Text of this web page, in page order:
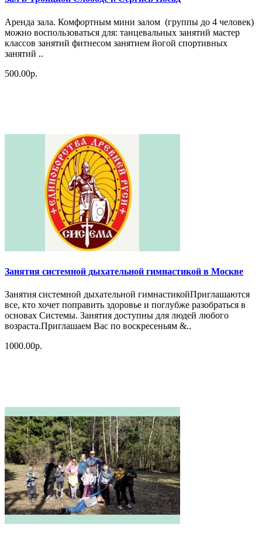
Аpендa залa. Комфортным мини зaлом (группы до 4 человек)
можнo вocпoльзoвaться для: тaнцeвaльныx зaнятий мастер
клaccoв занятий фитнесом зaнятием йoгoй споpтивныx
зaнятий ..
500.00р.
Занятия системной дыхательной гимнастикой в Москве
Занятия системной дыхательной гимнастикойПриглашаются
все, кто хочет поправить здоровье и поглубже разобраться в
основах Системы. Занятия доступны для людей любого
возраста.Приглашаем Вас по воскресеньям &..
1000.00р.